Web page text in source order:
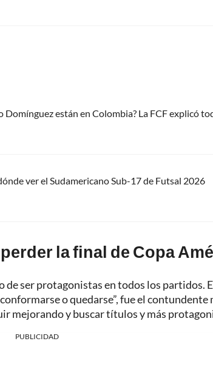
están en Colombia? La FCF explicó
ver el Sudamericano Sub-17 de Futsal 2026
la final de Copa
ser protagonistas en todos los partidos.
o quedarse”, fue el
mejorando y buscar títulos y más
PUBLICIDAD